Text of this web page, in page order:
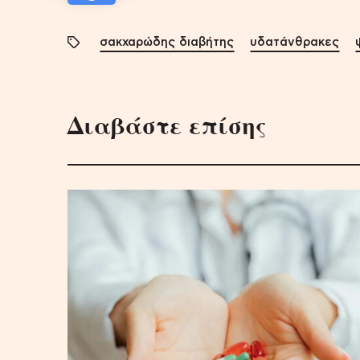
σακχαρώδης διαβήτης υδατάνθρακες
Διαβάστε επίσης